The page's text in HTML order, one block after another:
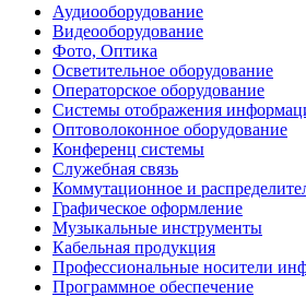
Аудиооборудование
Видеооборудование
Фото, Оптика
Осветительное оборудование
Операторское оборудование
Системы отображения
Оптоволоконное оборудование
Конференц системы
Служебная связь
Коммутационное и
Графическое оформление
Музыкальные инструменты
Кабельная продукция
Профессиональные носители
Программное обеспечение